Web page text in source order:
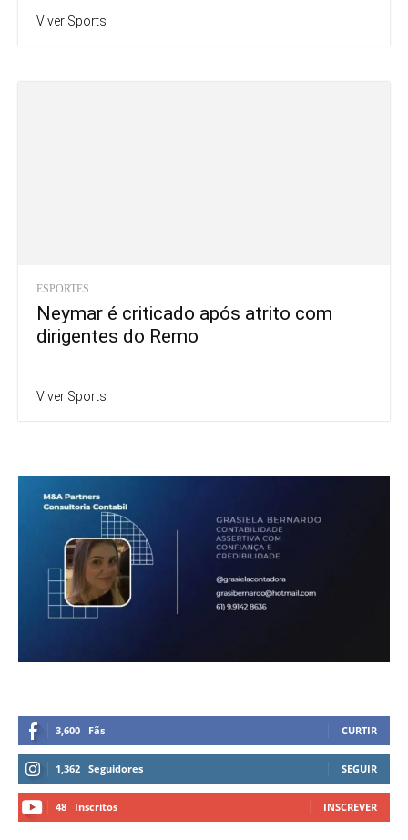
Viver Sports
ESPORTES
Neymar é criticado após atrito com
dirigentes do Remo
Viver Sports
3,600 Fãs CURTIR
1,362 Seguidores SEGUIR
48 Inscritos INSCREVER